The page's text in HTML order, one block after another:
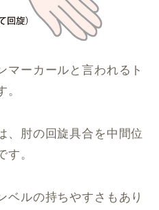
マーカールと言われるト
。
、肘の回旋具合を中間位
す。
ベルの持ちやすさもあり